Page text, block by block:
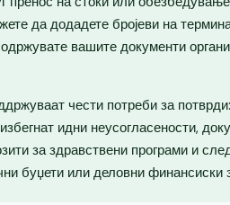
да додадете бројеви на
вашите документи
чести потреби за
идни неусогласености,
за здравствени програми и
буџети или деловни финансиски